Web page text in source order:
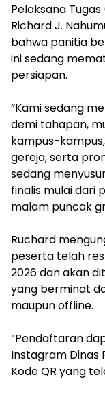
‎Pelaksana
Richard J.
bahwa panitia
ini sedang
persiapan.
‎”Kami sedang
demi tahapan,
kampus-
gereja, serta
sedang
finalis mulai dari
malam puncak
‎Ruchard
peserta telah
2026 dan akan
yang berminat
maupun offline.
‎”Pendaftaran
Instagram Dinas
Kode QR yang